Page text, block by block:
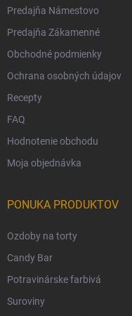
Predajňa Námestovo
Predajňa Zákamenné
Obchodné podmienky
Ochrana osobných údajov
Recepty
FAQ
Hodnotenie obchodu
Moja objednávka
PONUKA PRODUKTOV
Ozdoby na torty
Candy Bar
Potravinárske farbivá
Suroviny